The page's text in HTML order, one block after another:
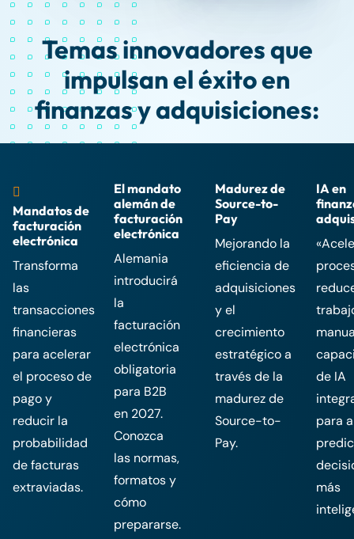
Temas innovadores que
impulsan el éxito en
finanzas y adquisiciones:
Mandatos de
facturación
electrónica
Transforma
las
transacciones
financieras
para acelerar
el proceso de
pago y
reducir la
probabilidad
de facturas
extraviadas.
El mandato
alemán de
facturación
electrónica
Alemania
introducirá
la
facturación
electrónica
obligatoria
para B2B
en 2027.
Conozca
las normas,
formatos y
cómo
prepararse.
Madurez de
Source-to-
Pay
Mejorando la
eficiencia de
adquisiciones
y el
crecimiento
estratégico a
través de la
madurez de
Source-to-
Pay.
IA en
de IA
para
más